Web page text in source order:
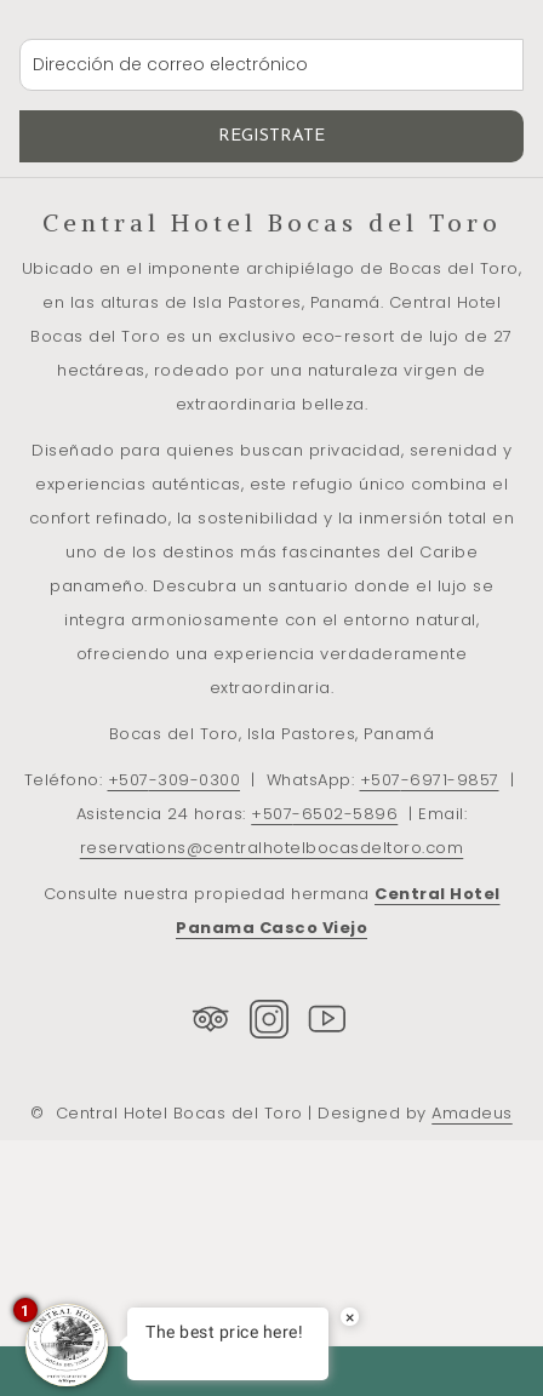
hacia el océano te transportará a este paisaje mágico.
Con el bar cerca, disfruta de cócteles frescos mientras
sigues disfrutando de la vista.
más pequeños pueden disfrutar de la piscina con un poco
Cerca de la piscina, ponemos a tu disposición una
encantadora tienda de artesanías.
Las artesanías locales, joyería y productos de Panamá te
esperan. ¡Una oportunidad para llevarte recuerdos y regalos
Alojamientos
Alójate en una de nuestras siete Habitaciones, en el corazón
de un territorio increíblemente rico e intacto.
REGISTRATE
Central Hotel Bocas del Toro
Ubicado en el imponente archipiélago de Bocas del Toro,
en las alturas de Isla Pastores, Panamá. Central Hotel
Bocas del Toro es un exclusivo eco-resort de lujo de 27
hectáreas, rodeado por una naturaleza virgen de
extraordinaria belleza.
Diseñado para quienes buscan privacidad, serenidad y
experiencias auténticas, este refugio único combina el
confort refinado, la sostenibilidad y la inmersión total en
uno de los destinos más fascinantes del Caribe
panameño. Descubra un santuario donde el lujo se
integra armoniosamente con el entorno natural,
ofreciendo una experiencia verdaderamente
extraordinaria.
Bocas del Toro, Isla Pastores, Panamá
Teléfono: +507-309-0300 | WhatsApp: +507-6971-9857 |
Asistencia 24 horas: +507-6502-5896 | Email:
reservations@centralhotelbocasdeltoro.com
Consulte nuestra propiedad hermana Central Hotel
Panama Casco Viejo
© Central Hotel Bocas del Toro | Designed byAmadeus
×
The best price here!
1